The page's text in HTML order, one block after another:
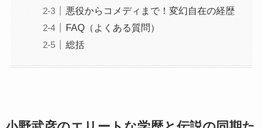
悪役からコメディまで！変幻自在の経歴
FAQ（よくある質問）
総括